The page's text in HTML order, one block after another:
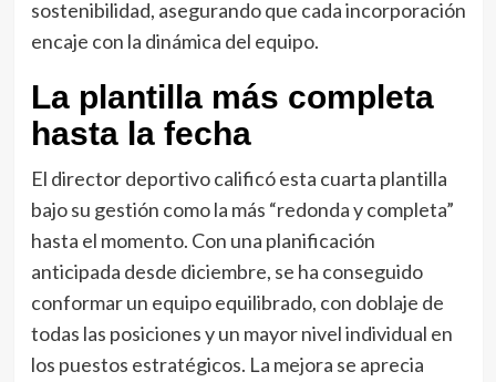
sostenibilidad, asegurando que cada incorporación
encaje con la dinámica del equipo.
La plantilla más completa
hasta la fecha
El director deportivo calificó esta cuarta plantilla
bajo su gestión como la más “redonda y completa”
hasta el momento. Con una planificación
anticipada desde diciembre, se ha conseguido
conformar un equipo equilibrado, con doblaje de
todas las posiciones y un mayor nivel individual en
los puestos estratégicos. La mejora se aprecia